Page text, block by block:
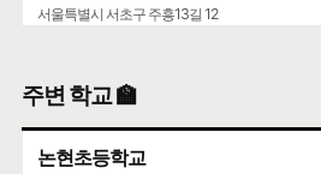
서울특별시 서초구 주흥13길 12
서울특별시 서초구 신반포로 318
주변 학교 🏫
논현초등학교